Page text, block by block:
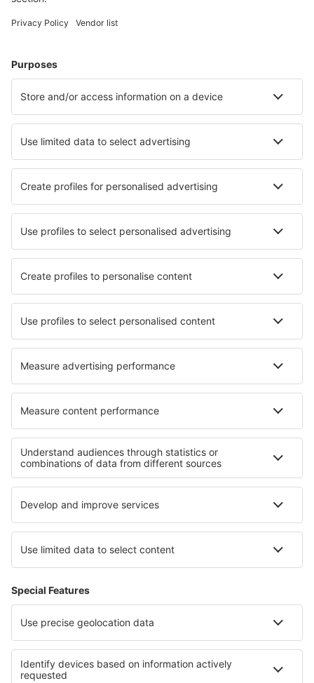
Cele mai căutate cazări de către utilizatorii eSky
Cazare în Palermo
Cazare în Roma Cazare în Napoli Cazare în Monopoli
Cazare în Rosolina Cazare în Ravenna
Cazare în Ancona Cazare în Peschici
Cele mai bune locuri de cazare - orașe
Cazare în Lancon-Provence Cazare în Yzerfontein
Cazare în Wasagaming Cazare Delligsen
Cazare în Gordon Cazare în Ankaran
Cazare în Flekkefjord Cazare în Pawcatuck
Cele mai bune locuri de cazare - regiuni
Cazare in Val d'Aosta Cazare in Italian Alps
Cazare in Liguria Cazare in Italy - ski
Cazare in Val di Fassa Cazare în Salzburger Saalachtal
Cazare în Franța Cazare În Brașov județul
Cazare in Central Anatolia